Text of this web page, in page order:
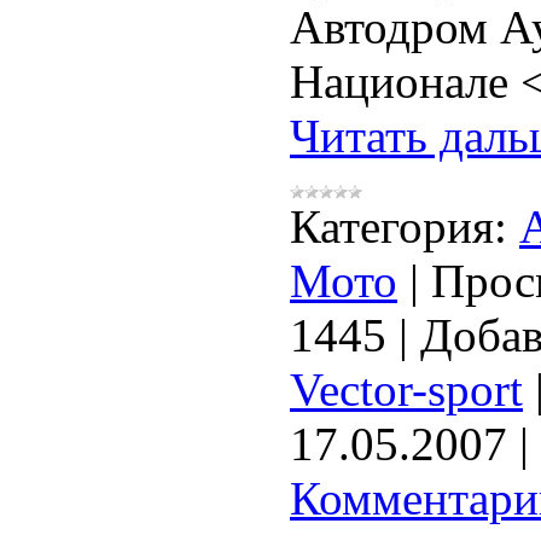
Автодром
Национале
Читать
Категория:
Мото |
1445 |
Vector-sport
17.05.2007 |